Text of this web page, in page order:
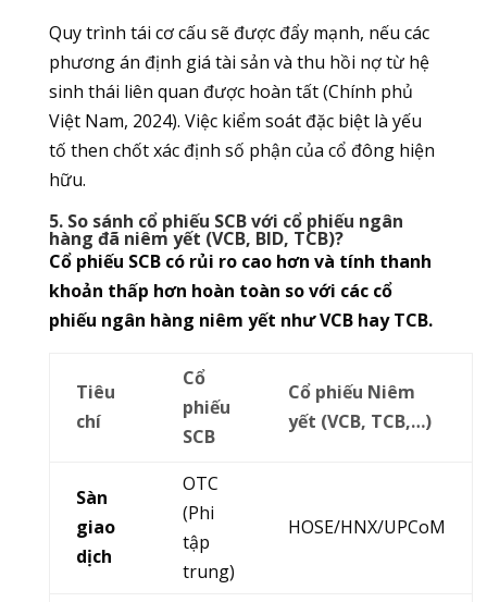
Quy trình tái cơ cấu sẽ được đẩy mạnh, nếu các
phương án định giá tài sản và thu hồi nợ từ hệ
sinh thái liên quan được hoàn tất (Chính phủ
Việt Nam, 2024). Việc kiểm soát đặc biệt là yếu
tố then chốt xác định số phận của cổ đông hiện
hữu.
5. So sánh cổ phiếu SCB với cổ phiếu ngân
hàng đã niêm yết (VCB, BID, TCB)?
Cổ phiếu SCB có rủi ro cao hơn và tính thanh
khoản thấp hơn hoàn toàn so với các cổ
phiếu ngân hàng niêm yết như VCB hay TCB.
Tiêu
chí
Cổ
phiếu
SCB
Cổ phiếu Niêm
yết (VCB, TCB,…)
Sàn
giao
dịch
OTC
(Phi
tập
trung)
HOSE/HNX/UPCoM